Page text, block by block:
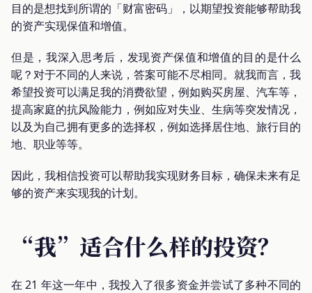
目的是想找到所谓的「财富密码」，以期望投资能够帮助我
的资产实现保值和增值。
但是，我深入思考后，发现资产保值和增值的目的是什么
呢？对于不同的人来说，答案可能不尽相同。就我而言，我
希望投资可以满足我的消费欲望，例如购买房屋、汽车等，
提高家庭的抗风险能力，例如应对失业、生病等突发情况，
以及为自己拥有更多的选择权，例如选择居住地、旅行目的
地、职业等等。
因此，我相信投资可以帮助我实现财务目标，确保未来有足
够的资产来实现我的计划。
“我”适合什么样的投资？
在 21 年这一年中，我投入了很多资金并尝试了多种不同的